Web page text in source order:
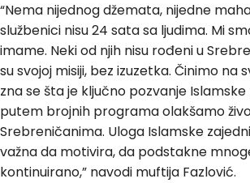
“Nema nijednog džemata, nijedne
službenici nisu 24 sata sa ljudima. Mi
imame. Neki od njih nisu rođeni u
su svojoj misiji, bez izuzetka. Činimo na
zna se šta je ključno pozvanje
putem brojnih programa olakšamo
Srebreničanima. Uloga Islamske
važna da motivira, da podstakne
kontinuirano,” navodi muftija Fazlović.